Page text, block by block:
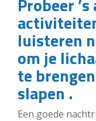
luisteren
om je
te
slapen .
Een goede